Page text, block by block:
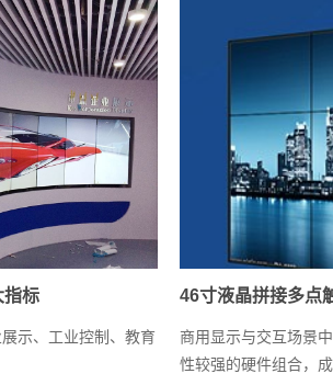
指标
示、工业控制、教育
46寸液晶拼接多点
商用显示与交互场景
性较强的硬件组合，